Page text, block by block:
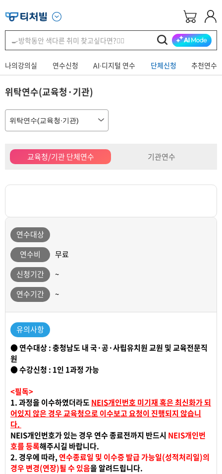
나의강의실 연수신청 AI∙디지털 연수 단체신청 추천연수
위탁연수(교육청·기관)
교육청/기관 단체연수 기관연수
연수대상
연수비
무료
신청기간
~
연수기간
~
유의사항
● 연수대상 : 충청남도 내 국·공·사립유치원 교원 및 교육전문직
원
● 수강신청 : 1인 1과정 가능
<필독>
1. 과정을 이수하였더라도NEIS개인번호 미기재 혹은 최신화가 되
어있지 않은 경우 교육청으로 이수보고 요청이 진행되지 않습니
다.
NEIS개인번호가 있는 경우 연수 종료전까지 반드시 NEIS개인번
호를 등록해주시길 바랍니다.
2. 경우에 따라,연수종료일 및 이수증 발급 가능일(성적처리일)의
경우 변경(연장)될 수 있음을 알려드립니다.